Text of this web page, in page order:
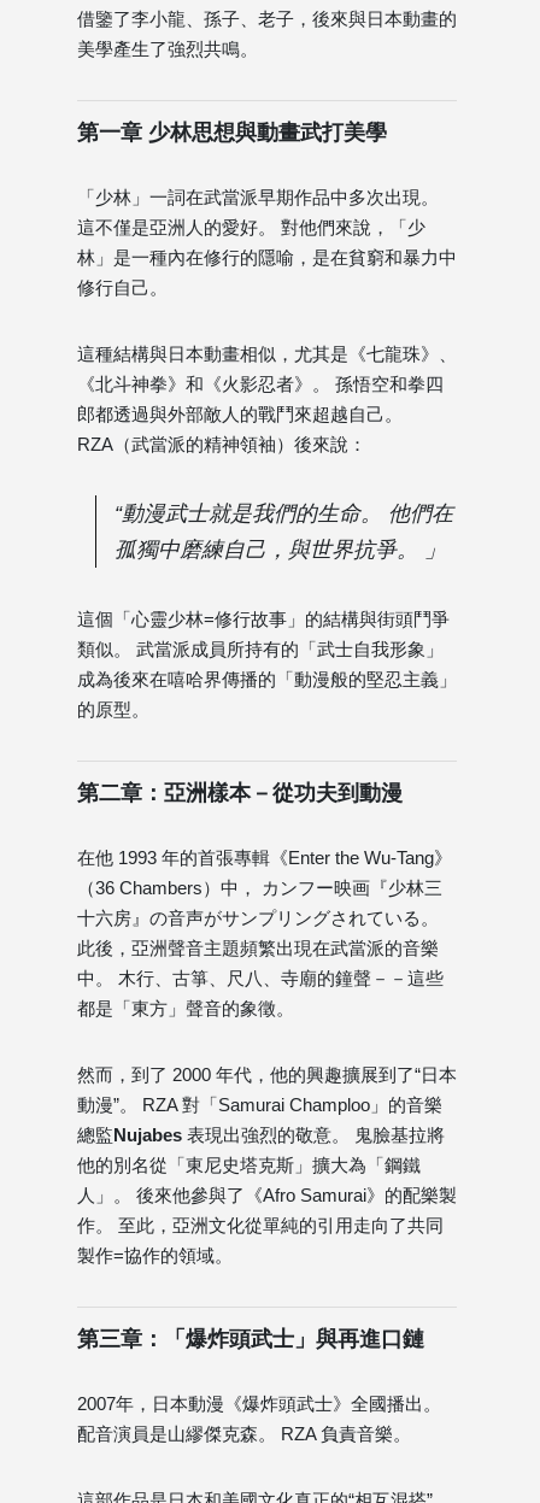
借鑒了李小龍、孫子、老子，後來與日本動畫的
美學產生了強烈共鳴。
第一章 少林思想與動畫武打美學
「少林」一詞在武當派早期作品中多次出現。
這不僅是亞洲人的愛好。 對他們來說，「少
林」是一種內在修行的隱喻，是在貧窮和暴力中
修行自己。
這種結構與日本動畫相似，尤其是《七龍珠》、
《北斗神拳》和《火影忍者》。 孫悟空和拳四
郎都透過與外部敵人的戰鬥來超越自己。
RZA（武當派的精神領袖）後來說：
“動漫武士就是我們的生命。 他們在
孤獨中磨練自己，與世界抗爭。 」
這個「心靈少林=修行故事」的結構與街頭鬥爭
類似。 武當派成員所持有的「武士自我形象」
成為後來在嘻哈界傳播的「動漫般的堅忍主義」
的原型。
第二章：亞洲樣本－從功夫到動漫
在他 1993 年的首張專輯《Enter the Wu-Tang》
（36 Chambers）中， カンフー映画『少林三
十六房』の音声がサンプリングされている。
此後，亞洲聲音主題頻繁出現在武當派的音樂
中。 木行、古箏、尺八、寺廟的鐘聲－－這些
都是「東方」聲音的象徵。
然而，到了 2000 年代，他的興趣擴展到了“日本
動漫”。 RZA 對「Samurai Champloo」的音樂
總監Nujabes 表現出強烈的敬意。 鬼臉基拉將
他的別名從「東尼史塔克斯」擴大為「鋼鐵
人」。 後來他參與了《Afro Samurai》的配樂製
作。 至此，亞洲文化從單純的引用走向了共同
製作=協作的領域。
第三章：「爆炸頭武士」與再進口鏈
2007年，日本動漫《爆炸頭武士》全國播出。
配音演員是山繆傑克森。 RZA 負責音樂。